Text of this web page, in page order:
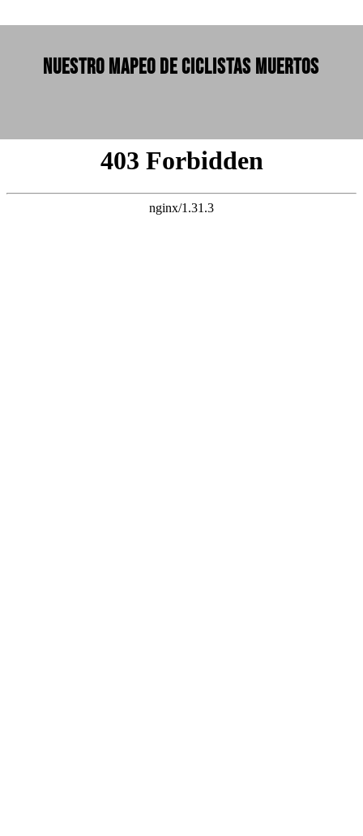
NUESTRO MAPEO DE CICLISTAS MUERTOS